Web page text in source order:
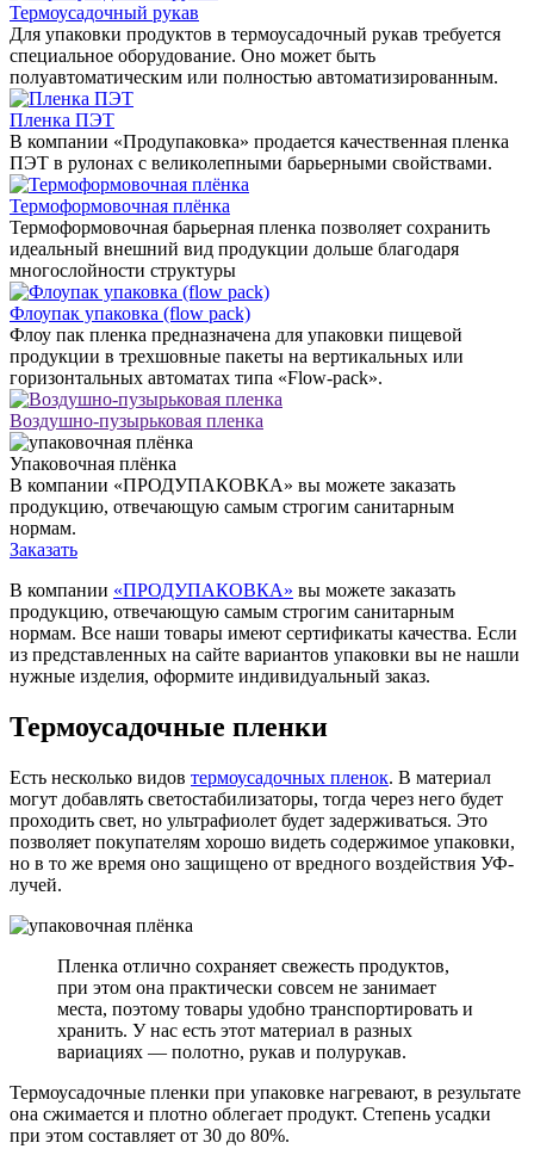
Термоусадочный рукав
Для упаковки продуктов в термоусадочный рукав требуется
специальное оборудование. Оно может быть
полуавтоматическим или полностью автоматизированным.
Пленка ПЭТ
В компании «Продупаковка» продается качественная пленка
ПЭТ в рулонах с великолепными барьерными свойствами.
Термоформовочная плёнка
Термоформовочная барьерная пленка позволяет сохранить
идеальный внешний вид продукции дольше благодаря
многослойности структуры
Флоупак упаковка (flow pack)
Флоу пак пленка предназначена для упаковки пищевой
продукции в трехшовные пакеты на вертикальных или
горизонтальных автоматах типа «Flow-pack».
Воздушно-пузырьковая пленка
Упаковочная плёнка
В компании «ПРОДУПАКОВКА» вы можете заказать
продукцию, отвечающую самым строгим санитарным
нормам.
Заказать
В компании «ПРОДУПАКОВКА» вы можете заказать
продукцию, отвечающую самым строгим санитарным
нормам. Все наши товары имеют сертификаты качества. Если
из представленных на сайте вариантов упаковки вы не нашли
нужные изделия, оформите индивидуальный заказ.
Термоусадочные пленки
Есть несколько видов термоусадочных пленок. В материал
могут добавлять светостабилизаторы, тогда через него будет
проходить свет, но ультрафиолет будет задерживаться. Это
позволяет покупателям хорошо видеть содержимое упаковки,
но в то же время оно защищено от вредного воздействия УФ-
лучей.
Пленка отлично сохраняет свежесть продуктов,
при этом она практически совсем не занимает
места, поэтому товары удобно транспортировать и
хранить. У нас есть этот материал в разных
вариациях — полотно, рукав и полурукав.
Термоусадочные пленки при упаковке нагревают, в результате
она сжимается и плотно облегает продукт. Степень усадки
при этом составляет от 30 до 80%.